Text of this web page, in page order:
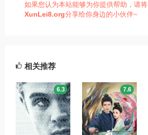
如果您认为本站能够为你提供帮助，请将
XunLei8.org分享给你身边的小伙伴~
相关推荐
6.3 7.6